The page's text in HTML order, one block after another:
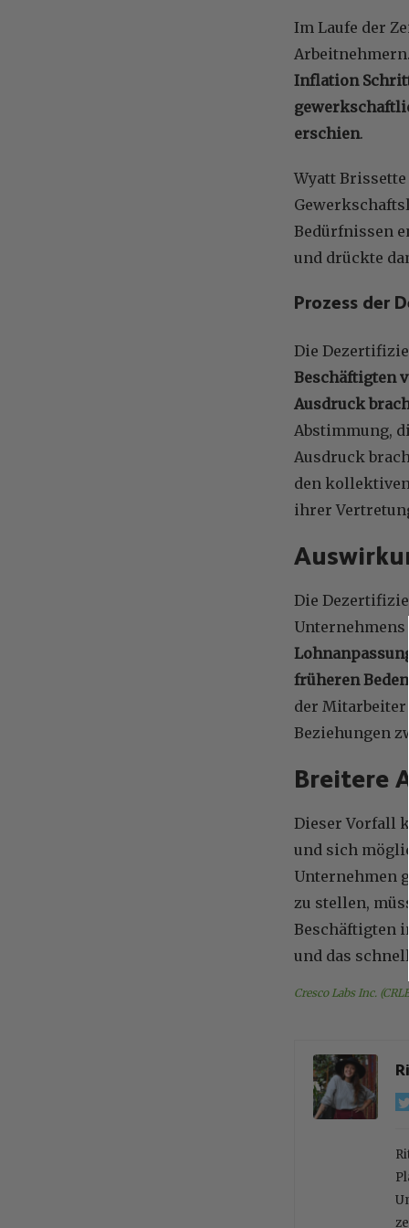
Im Laufe der
Inflation
erschien.
Wyatt
Bedürfnissen
und drückte
Prozess der
Die
Beschäftigten
Ausdruck
Abstimmung,
Ausdruck
den
ihrer
Die
früheren
der Mitarbeiter
Beziehungen
Breitere
Dieser Vorfall
und sich
Unternehmen
zu stellen,
Beschäftigten
und das
Cresco Labs Inc.